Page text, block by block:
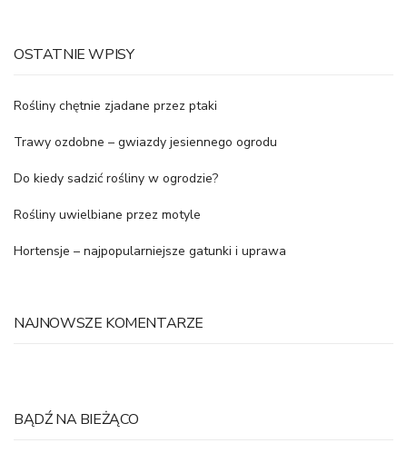
OSTATNIE WPISY
Rośliny chętnie zjadane przez ptaki
Trawy ozdobne – gwiazdy jesiennego ogrodu
Do kiedy sadzić rośliny w ogrodzie?
Rośliny uwielbiane przez motyle
Hortensje – najpopularniejsze gatunki i uprawa
NAJNOWSZE KOMENTARZE
BĄDŹ NA BIEŻĄCO